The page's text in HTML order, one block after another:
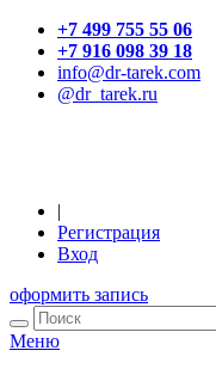
+7 499 755 55 06
+7 916 098 39 18
info@dr-tarek.com
@dr_tarek.ru
|
Регистрация
Вход
оформить запись
Меню